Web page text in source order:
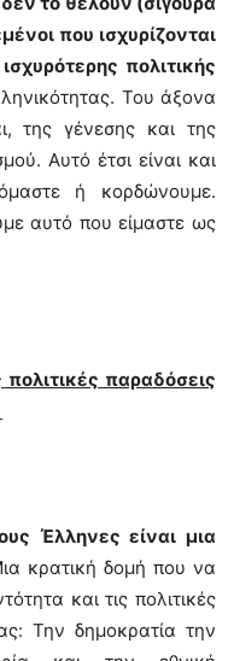
που ισχυρίζονται
πολιτικής
Του άξονα
της γένεσης και της
Αυτό έτσι είναι και
ή κορδώνουμε.
αυτό που είμαστε ως
παραδόσεις
Έλληνες είναι μια
κρατική δομή που να
και τις πολιτικές
Την δημοκρατία την